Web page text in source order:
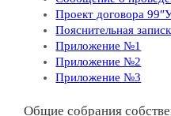
Проект договора
Пояснительная
Приложение №1
Приложение №2
Приложение №3
Общие собрания